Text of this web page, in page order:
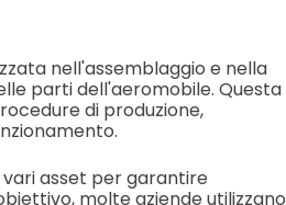
nell'assemblaggio e nella
parti dell'aeromobile. Questa
di produzione,
asset per garantire
molte aziende utilizzano